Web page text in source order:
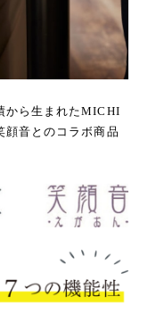
から生まれたMICHI
顔音とのコラボ商品